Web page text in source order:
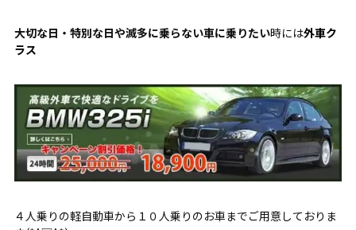
大切な日・特別な日や滅多に乗らない車に乗りたい時には外車ク
ラス
４人乗りの軽自動車から１０人乗りのお車までご用意しておりま